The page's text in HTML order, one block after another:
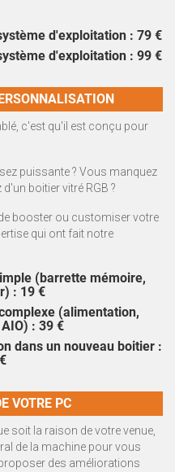
d'exploitation : 79 €
d'exploitation : 99 €
c'est qu'il est conçu pour
puissante ? Vous manquez
boitier vitré RGB ?
booster ou customiser votre
qui ont fait notre
(barrette mémoire,
: 19 €
(alimentation,
: 39 €
dans un nouveau boitier :
VOTRE PC
soit la raison de votre venue,
de la machine pour vous
des améliorations